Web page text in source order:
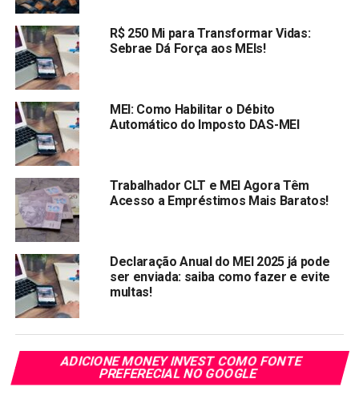
II – o Período de Apuração Abril de 2020, com
vencimento original em 20 de maio de 2020, fica
com vencimento para 20 de novembro de 2020; e
III– o Período de Apuração Maio de 2020, com
vencimento original em 22 de junho de 2020, fica
com vencimento para 21 de dezembro de 2020.
O período de apuração Fevereiro de 2020, com
vencimento mantida.
Ato Declaratório Executivo da Secretaria Especial da
Receita Federal do Brasil orientará os procedimentos
operacionais a serem adotados pelos contribuintes para
cumprimento dos efeitos da Resolução.
A Resolução CGSN nº 152, de 18 de março de 2020, foi
encaminhada para publicação no Diário Ofícial da União.
Compartilhar:
R$ 250 Mi para Transformar Vidas:
Sebrae Dá Força aos MEIs!
MEI: Como Habilitar o Débito
Automático do Imposto DAS-MEI
Trabalhador CLT e MEI Agora Têm
Acesso a Empréstimos Mais Baratos!
Declaração Anual do MEI 2025 já pode
ser enviada: saiba como fazer e evite
multas!
ADICIONE MONEY INVEST COMO FONTE
PREFERECIAL NO GOOGLE